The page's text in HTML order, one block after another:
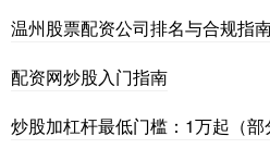
温州股票配资公司排名与合规指
配资网炒股入门指南
炒股加杠杆最低门槛：1万起（部